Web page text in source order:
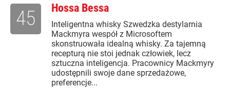
Hossa Bessa
Inteligentna whisky Szwedzka destylarnia
Mackmyra wespół z Microsoftem
skonstruowała idealną whisky. Za tajemną
recepturą nie stoi jednak człowiek, lecz
sztuczna inteligencja. Pracownicy Mackmyry
udostępnili swoje dane sprzedażowe,
preferencje...
45